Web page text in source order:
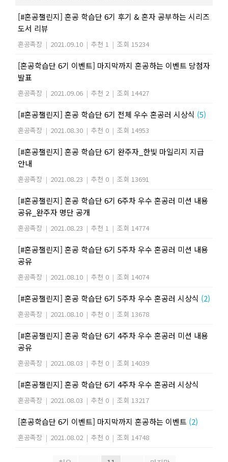
[#혼공챌린지] 혼공 학습단 6기 후기 & 혼자 공부하는 시리즈
도서 리뷰
혼공족장 | 2021.09.10 | 추천 1 | 조회 15234
[혼공학습단 6기 이벤트] 마지막까지 혼공하는 이벤트 당첨자
발표
혼공족장 | 2021.09.06 | 추천 2 | 조회 14427
[#혼공챌린지] 혼공 학습단 6기 전체 우수 혼공러 시상식 (5)
혼공족장 | 2021.08.30 | 추천 0 | 조회 14953
[#혼공챌린지] 혼공 학습단 6기 완주자_한빛 마일리지 지급
안내
혼공족장 | 2021.08.23 | 추천 0 | 조회 13691
[#혼공챌린지] 혼공 학습단 6기 6주차 우수 혼공러 미션 내용
공유_완주자 명단 공개
혼공족장 | 2021.08.23 | 추천 1 | 조회 14774
[#혼공챌린지] 혼공 학습단 6기 5주차 우수 혼공러 미션 내용
공유
혼공족장 | 2021.08.10 | 추천 0 | 조회 14074
[#혼공챌린지] 혼공 학습단 6기 5주차 우수 혼공러 시상식 (2)
혼공족장 | 2021.08.10 | 추천 0 | 조회 13678
[#혼공챌린지] 혼공 학습단 6기 4주차 우수 혼공러 미션 내용
공유
혼공족장 | 2021.08.03 | 추천 0 | 조회 14039
[#혼공챌린지] 혼공 학습단 6기 4주차 우수 혼공러 시상식
혼공족장 | 2021.08.03 | 추천 0 | 조회 13217
[혼공학습단 6기 이벤트] 마지막까지 혼공하는 이벤트 (2)
혼공족장 | 2021.08.02 | 추천 0 | 조회 14748